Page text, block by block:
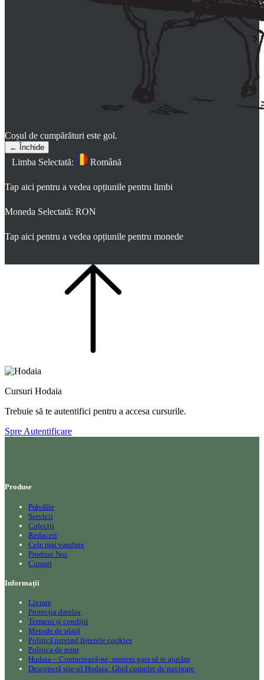
Coșul de cumpărături este gol.
← Închide
Limba Selectată: Română
Tap aici pentru a vedea opțiunile pentru limbi
Moneda Selectată: RON
Tap aici pentru a vedea opțiunile pentru monede
Cursuri Hodaia
Trebuie să te autentifici pentru a accesa cursurile.
Spre Autentificare
Produse
Prăvălie
Servicii
Colecții
Reduceri
Cele mai vandute
Produse Noi
Cursuri
Informații
Livrare
Protecția datelor
Termeni și condiții
Metode de plată
Politică privind fișierele cookies
Politica de retur
Hodaia – Contactează-ne, suntem gata să te ajutăm
Descoperă site-ul Hodaia: Ghid complet de navigare